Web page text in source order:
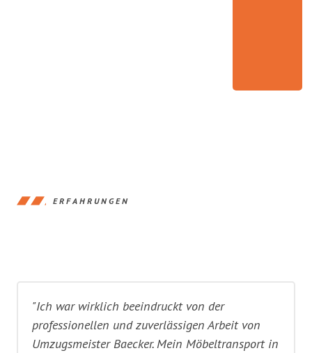
ERFAHRUNGEN
"Ich war wirklich beeindruckt von der
professionellen und zuverlässigen Arbeit von
Umzugsmeister Baecker. Mein Möbeltransport in